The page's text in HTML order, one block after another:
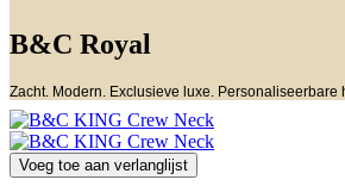
B&C Royal
Zacht. Modern. Exclusieve luxe.
Voeg toe aan verlanglijst